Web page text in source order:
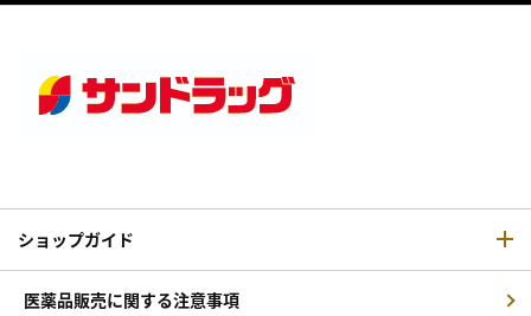
ショップガイド
医薬品販売に関する注意事項